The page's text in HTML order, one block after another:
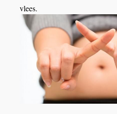
vlees.